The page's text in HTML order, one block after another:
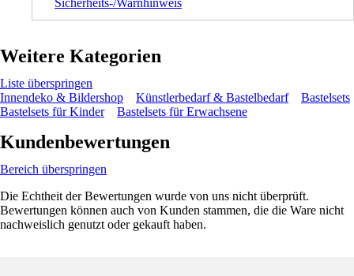
Sicherheits-/Warnhinweis
Weitere Kategorien
Liste überspringen
Innendeko & Bildershop
Künstlerbedarf & Bastelbedarf
Bastelsets
Bastelsets für Kinder
Bastelsets für Erwachsene
Kundenbewertungen
Bereich überspringen
Die Echtheit der Bewertungen wurde von uns nicht überprüft.
Bewertungen können auch von Kunden stammen, die die Ware nicht
nachweislich genutzt oder gekauft haben.